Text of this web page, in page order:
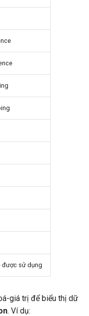
được sử dụng
giá trị để biểu thị dữ
. Ví dụ: